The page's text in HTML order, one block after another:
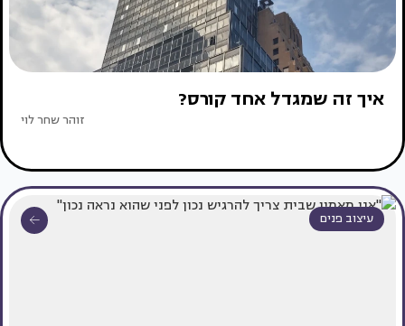
איך זה שמגדל אחד קורס?
זוהר שחר לוי
עיצוב פנים